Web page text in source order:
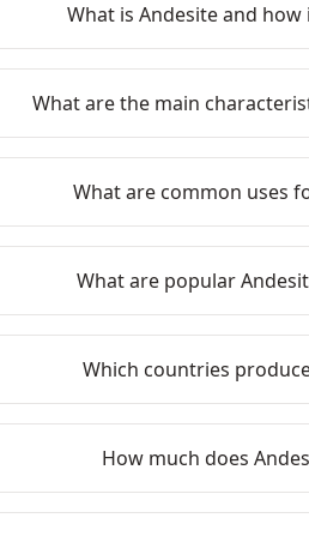
What is Andesite and
What are the main
What are common uses
What are popular
Which countries
How much does